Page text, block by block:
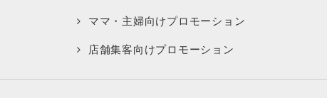
ママ・主婦向けプロモーション
店舗集客向けプロモーション